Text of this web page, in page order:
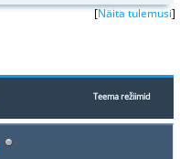
[Näita tulemusi]
Teema režiimid